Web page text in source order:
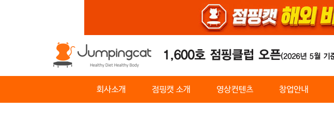
회사소개 점핑캣 소개 영상컨텐츠 창업안내